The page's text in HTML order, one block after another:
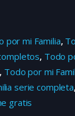
por mi Familia,
, Todo
, Todo por mi
serie completa,
gratis